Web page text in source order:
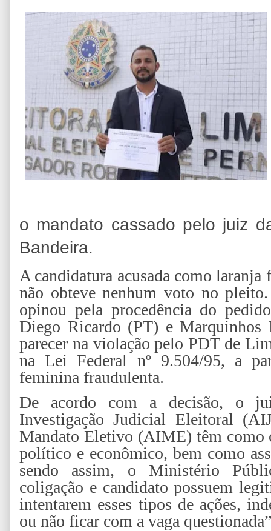
o mandato cassado pelo juiz
Bandeira.
A candidatura acusada como
não obteve nenhum voto no
opinou pela procedência do
Diego Ricardo (PT) e Marquinhos
parecer na violação pelo PDT de
na Lei Federal nº 9.504/95, a
feminina fraudulenta.
De acordo com a decisão, o
Investigação Judicial Eleitoral
Mandato Eletivo (AIME) têm como
político e econômico, bem como
sendo assim, o Ministério
coligação e candidato possuem
intentarem esses tipos de ações,
ou não ficar com a vaga